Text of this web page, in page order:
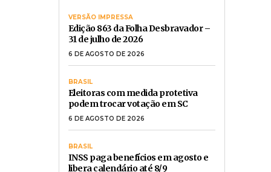
VERSÃO IMPRESSA
Edição 863 da Folha Desbravador –
31 de julho de 2026
6 DE AGOSTO DE 2026
BRASIL
Eleitoras com medida protetiva
podem trocar votação em SC
6 DE AGOSTO DE 2026
BRASIL
INSS paga benefícios em agosto e
libera calendário até 8/9